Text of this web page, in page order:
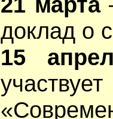
доклад о
15